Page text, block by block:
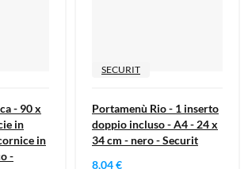
- 90 x
in
in
-
SECURIT
Portamenù Rio - 1 inserto
doppio incluso - A4 - 24 x
34 cm - nero - Securit
8,04 €